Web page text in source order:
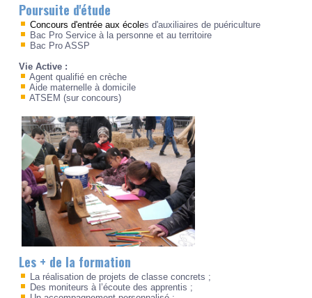
Poursuite d'étude
Concours d'entrée aux écoles d'auxiliaires de puériculture
Bac Pro Service à la personne et au territoire
Bac Pro ASSP
Vie Active :
Agent qualifié en crèche
Aide maternelle à domicile
ATSEM (sur concours)
Les + de la formation
La réalisation de projets de classe concrets ;
Des moniteurs à l’écoute des apprentis ;